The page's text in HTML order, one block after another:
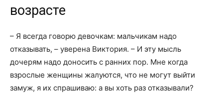
возрасте
– Я всегда говорю девочкам: мальчикам надо
отказывать, – уверена Виктория. – И эту мысль
дочерям надо доносить с ранних пор. Мне когда
взрослые женщины жалуются, что не могут выйти
замуж, я их спрашиваю: а вы хоть раз отказывали?